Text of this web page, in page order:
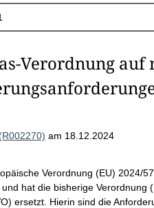
Verordnung
am 18.12.2024
Verordnung (EU) 2024/
hat die bisherige Verordnung
ersetzt. Hierin sind die